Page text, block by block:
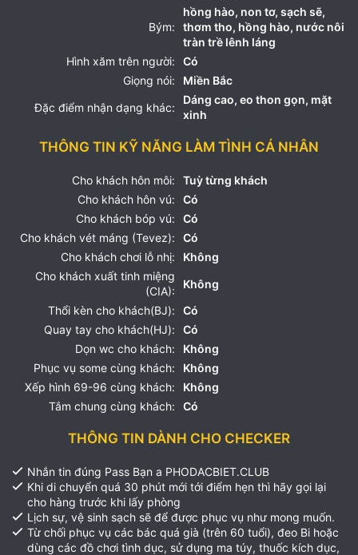
Bým:
hồng hào, non tơ, sạch sẽ,
thơm tho, hồng hào, nước nôi
tràn trề lênh láng
Hình xăm trên người:
Có
Giọng nói:
Miền Bắc
Đặc điểm nhận dạng khác:
Dáng cao, eo thon gọn, mặt
xinh
THÔNG TIN KỸ NĂNG LÀM TÌNH CÁ NHÂN
Cho khách hôn môi:
Tuỳ từng khách
Cho khách hôn vú:
Có
Cho khách bóp vú:
Có
Cho khách vét máng (Tevez):
Có
Cho khách chơi lỗ nhị:
Không
Cho khách xuất tinh miệng
(CIA):
Không
Thổi kèn cho khách(BJ):
Có
Quay tay cho khách(HJ):
Có
Dọn wc cho khách:
Không
Phục vụ some cùng khách:
Không
Xếp hình 69-96 cùng khách:
Không
Tắm chung cùng khách:
Có
THÔNG TIN DÀNH CHO CHECKER
Nhắn tin đúng Pass Bạn a PHODACBIET.CLUB
Khi di chuyển quá 30 phút mới tới điểm hẹn thì hãy gọi lại
cho hàng trước khi lấy phòng
Lịch sự, vệ sinh sạch sẽ để được phục vụ như mong muốn.
Từ chối phục vụ các bác quá già (trên 60 tuổi), đeo Bi hoặc
dùng các đồ chơi tình dục, sử dụng ma túy, thuốc kích dục,